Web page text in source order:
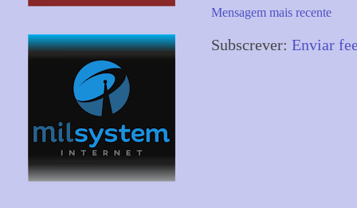
Mensagem mais recente
Subscrever: Enviar